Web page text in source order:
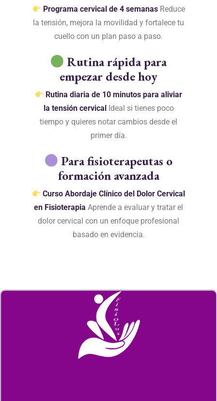
Programa cervical de 4 semanas Reduce
la tensión, mejora la movilidad y fortalece tu
cuello con un plan paso a paso.
Rutina rápida para
empezar desde hoy
Rutina diaria de 10 minutos para aliviar
la tensión cervical
Ideal si tienes poco
tiempo y quieres notar cambios desde el
primer día.
Para fisioterapeutas o
formación avanzada
Curso Abordaje Clínico del Dolor Cervical
en Fisioterapia Aprende a evaluar y tratar el
dolor cervical con un enfoque profesional
basado en evidencia.